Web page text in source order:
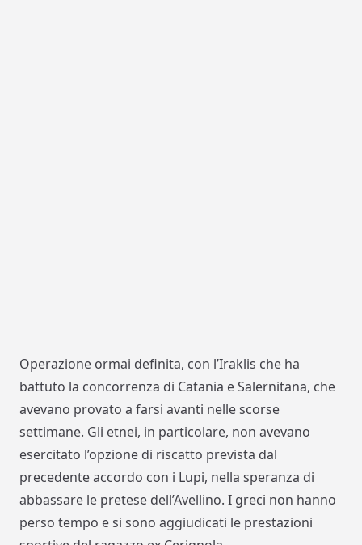
Operazione ormai definita, con l’Iraklis che ha
battuto la concorrenza di Catania e Salernitana, che
avevano provato a farsi avanti nelle scorse
settimane. Gli etnei, in particolare, non avevano
esercitato l’opzione di riscatto prevista dal
precedente accordo con i Lupi, nella speranza di
abbassare le pretese dell’Avellino. I greci non hanno
perso tempo e si sono aggiudicati le prestazioni